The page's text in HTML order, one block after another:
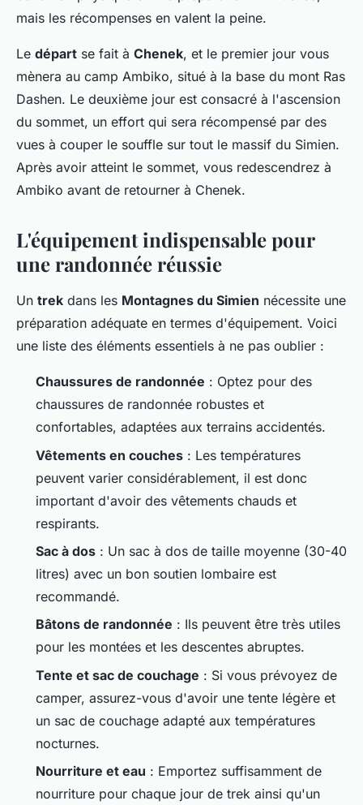
mais les récompenses en valent la peine.
Le départ se fait à Chenek, et le premier jour vous
mènera au camp Ambiko, situé à la base du mont Ras
Dashen. Le deuxième jour est consacré à l'ascension
du sommet, un effort qui sera récompensé par des
vues à couper le souffle sur tout le massif du Simien.
Après avoir atteint le sommet, vous redescendrez à
Ambiko avant de retourner à Chenek.
L'équipement indispensable pour
une randonnée réussie
Un trek dans les Montagnes du Simien nécessite une
préparation adéquate en termes d'équipement. Voici
une liste des éléments essentiels à ne pas oublier :
Chaussures de randonnée : Optez pour des
chaussures de randonnée robustes et
confortables, adaptées aux terrains accidentés.
Vêtements en couches : Les températures
peuvent varier considérablement, il est donc
important d'avoir des vêtements chauds et
respirants.
Sac à dos : Un sac à dos de taille moyenne (30-40
litres) avec un bon soutien lombaire est
recommandé.
Bâtons de randonnée : Ils peuvent être très utiles
pour les montées et les descentes abruptes.
Tente et sac de couchage : Si vous prévoyez de
camper, assurez-vous d'avoir une tente légère et
un sac de couchage adapté aux températures
nocturnes.
Nourriture et eau : Emportez suffisamment de
nourriture pour chaque jour de trek ainsi qu'un